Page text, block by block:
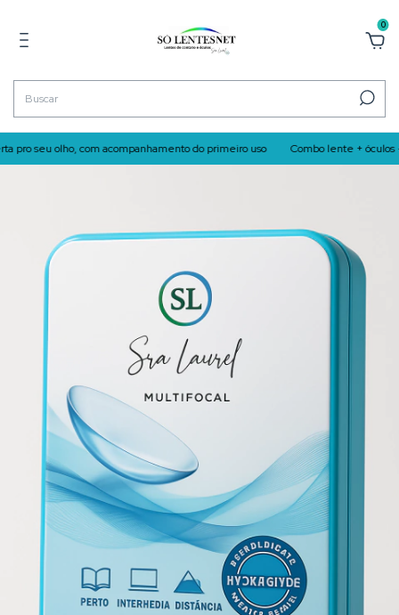
0
seu olho, com acompanhamento do primeiro uso Combo lente + óculos ·